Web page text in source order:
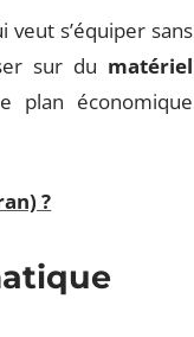
s’équiper sans
sur du matériel
plan économique
?